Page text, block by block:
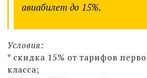
авиабилет до 15%.
Условия:
* скидка 15% от тарифов
класса;